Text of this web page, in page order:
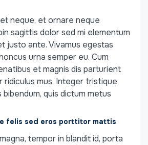
neque, et ornare neque
sagittis dolor sed mi elementum
justo ante. Vivamus egestas
urna semper eu. Cum
et magnis dis parturient
ridiculus mus. Integer tristique
quis dictum metus
felis sed eros porttitor mattis
tempor in blandit id, porta